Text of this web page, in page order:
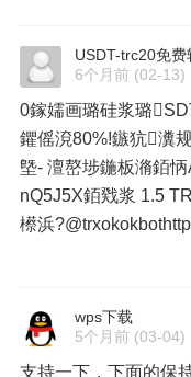
USDT-trc20免费
6个月前 (02-13)
0鎵嬬画璐硅浆璐
鑺傜渷80%!鏃犺瀵
墍- 澶嶅埗鍦板潃銆
nQ5J5X銆戣浆 1.5
櫒浜
wps下载
5个月前 (03-04)
支持一下，下面的保